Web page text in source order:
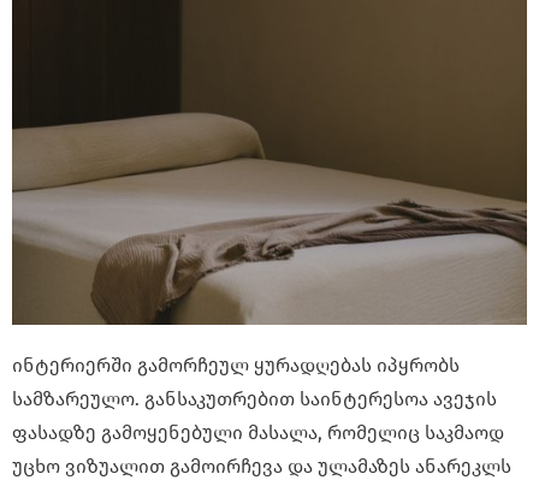
ინტერიერში გამორჩეულ ყურადღებას იპყრობს
სამზარეულო. განსაკუთრებით საინტერესოა ავეჯის
ფასადზე გამოყენებული მასალა, რომელიც საკმაოდ
უცხო ვიზუალით გამოირჩევა და ულამაზეს ანარეკლს